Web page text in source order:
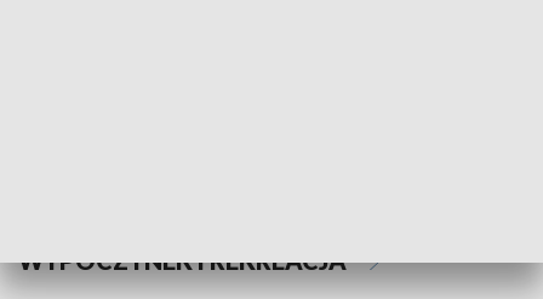
WYPOCZYNEK I REKREACJA